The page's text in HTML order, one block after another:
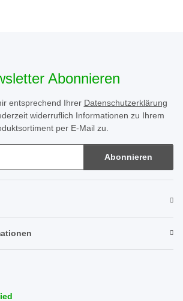
Abonnieren
entsprechend Ihrer Datenschutzerklärung
widerruflich Informationen zu Ihrem
per E-Mail zu.
Abonnieren